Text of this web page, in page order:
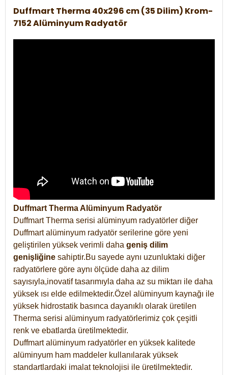
Duffmart Therma 40x296 cm (35 Dilim) Krom-
7152 Alüminyum Radyatör
Duffmart Therma Alüminyum Radyatör
Duffmart Therma serisi alüminyum radyatörler diğer
Duffmart alüminyum radyatör serilerine göre yeni
geliştirilen yüksek verimli daha geniş dilim
genişliğine sahiptir.Bu sayede aynı uzunluktaki diğer
radyatörlere göre aynı ölçüde daha az dilim
sayısıyla,inovatif tasarımıyla daha az su miktarı ile daha
yüksek ısı elde edilmektedir.Özel alüminyum kaynağı ile
yüksek hidrostatik basınca dayanıklı olarak üretilen
Therma serisi alüminyum radyatörlerimiz çok çeşitli
renk ve ebatlarda üretilmektedir.
Duffmart alüminyum radyatörler en yüksek kalitede
alüminyum ham maddeler kullanılarak yüksek
standartlardaki imalat teknolojisi ile üretilmektedir.